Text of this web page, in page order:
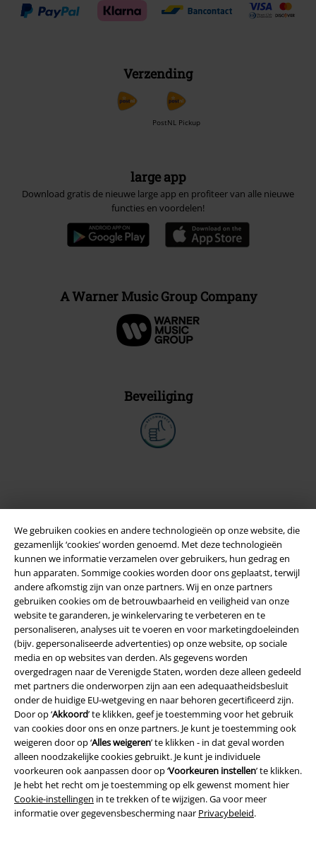
We gebruiken cookies en andere technologieën op onze website, die
gezamenlijk ‘cookies’ worden genoemd. Met deze technologieën
kunnen we informatie verzamelen over gebruikers, hun gedrag en
hun apparaten. Sommige cookies worden door ons geplaatst, terwijl
andere afkomstig zijn van onze partners. Wij en onze partners
gebruiken cookies om de betrouwbaarheid en veiligheid van onze
website te garanderen, je winkelervaring te verbeteren en te
personaliseren, analyses uit te voeren en voor marketingdoeleinden
(bijv. gepersonaliseerde advertenties) op onze website, op sociale
media en op websites van derden. Als gegevens worden
overgedragen naar de Verenigde Staten, worden deze alleen gedeeld
met partners die onderworpen zijn aan een adequaatheidsbesluit
onder de huidige EU-wetgeving en naar behoren gecertificeerd zijn.
Door op ‘Akkoord’ te klikken, geef je toestemming voor het gebruik
van cookies door ons en onze partners. Je kunt je toestemming ook
weigeren door op ‘Alles weigeren’ te klikken - in dat geval worden
alleen noodzakelijke cookies gebruikt. Je kunt je individuele
voorkeuren ook aanpassen door op ‘Voorkeuren instellen’ te klikken.
Je hebt het recht om je toestemming op elk gewenst moment hier
Cookie-instellingen in te trekken of te wijzigen. Ga voor meer
informatie over gegevensbescherming naar Privacybeleid.
Verzending
PostNL Pickup
large app
Download gratis de nieuwe large app en profiteer van alle nieuwe
functies en voordelen!
A Warner Music Group Company
Beveiliging
Legal
Algemene Voorwaarden
Bedrijfsgegevens
Privacyverklaring
Verklaring van conformiteit
Informatie over toegankelijkheid
Cookie-instellingen
Annuleer bestelling